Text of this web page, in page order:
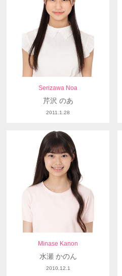
Serizawa Noa
芹沢 のあ
2011.1.28
Minase Kanon
水瀬 かのん
2010.12.1